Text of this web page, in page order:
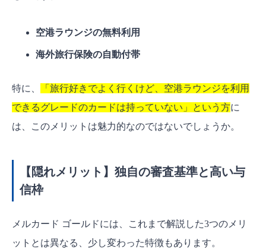
空港ラウンジの無料利用
海外旅行保険の自動付帯
特に、
「旅行好きでよく行くけど、空港ラウンジを利用
できるグレードのカードは持っていない」という方に
は、このメリットは魅力的なのではないでしょうか。
【隠れメリット】独自の審査基準と高い与
信枠
メルカード ゴールドには、これまで解説した3つのメリ
ットとは異なる、少し変わった特徴もあります。